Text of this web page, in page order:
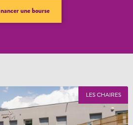
une bourse
LES CHAIRES